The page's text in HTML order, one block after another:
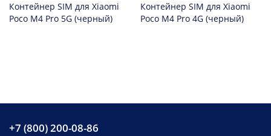
Контейнер SIM для Xiaomi
Poco M4 Pro 5G (черный)
Контейнер SIM для Xiaomi
Poco M4 Pro 4G (черный)
+7 (800) 200-08-86